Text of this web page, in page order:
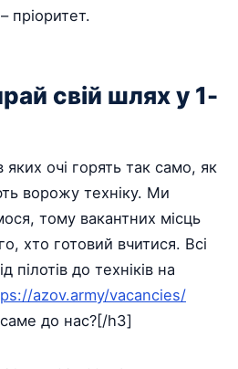
пріоритет.
свій шлях у 1-
очі горять так само, як
ворожу техніку. Ми
тому вакантних місць
хто готовий вчитися. Всі
пілотів до техніків на
azov.army/vacancies/
до нас?[/h3]